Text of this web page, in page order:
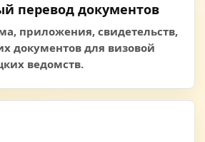
перевод документов
приложения, свидетельств,
документов для визовой
ведомств.